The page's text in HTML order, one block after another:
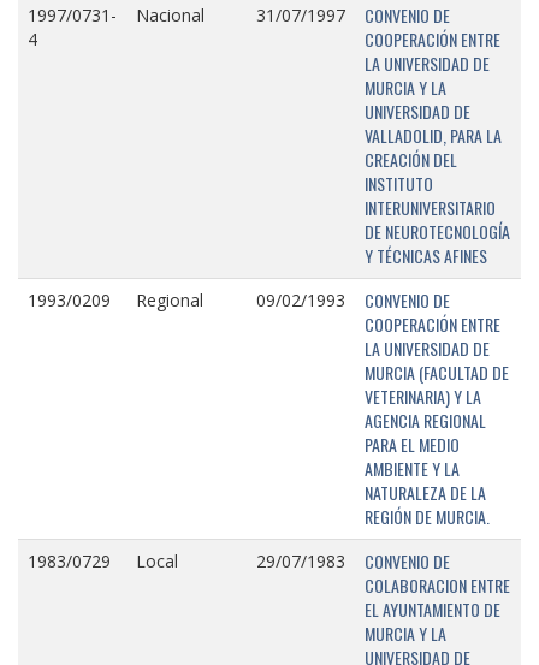
1997/0731-
4
Nacional 31/07/1997
CONVENIO DE
COOPERACIÓN ENTRE
LA UNIVERSIDAD DE
MURCIA Y LA
UNIVERSIDAD DE
VALLADOLID, PARA LA
CREACIÓN DEL
INSTITUTO
INTERUNIVERSITARIO
DE NEUROTECNOLOGÍA
Y TÉCNICAS AFINES
1993/0209 Regional 09/02/1993
CONVENIO DE
COOPERACIÓN ENTRE
LA UNIVERSIDAD DE
MURCIA (FACULTAD DE
VETERINARIA) Y LA
AGENCIA REGIONAL
PARA EL MEDIO
AMBIENTE Y LA
NATURALEZA DE LA
REGIÓN DE MURCIA.
1983/0729 Local 29/07/1983
CONVENIO DE
COLABORACION ENTRE
EL AYUNTAMIENTO DE
MURCIA Y LA
UNIVERSIDAD DE